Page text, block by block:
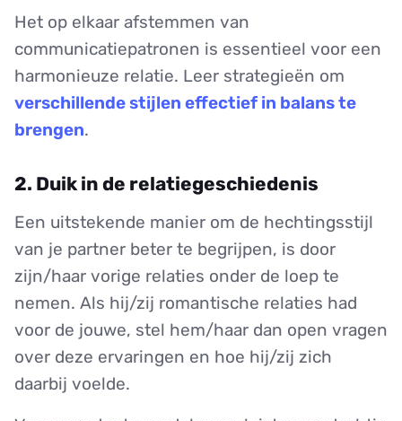
Het op elkaar afstemmen van
communicatiepatronen is essentieel voor een
harmonieuze relatie. Leer strategieën om
verschillende stijlen effectief in balans te
brengen.
2. Duik in de relatiegeschiedenis
Een uitstekende manier om de hechtingsstijl
van je partner beter te begrijpen, is door
zijn/haar vorige relaties onder de loep te
nemen. Als hij/zij romantische relaties had
voor de jouwe, stel hem/haar dan open vragen
over deze ervaringen en hoe hij/zij zich
daarbij voelde.